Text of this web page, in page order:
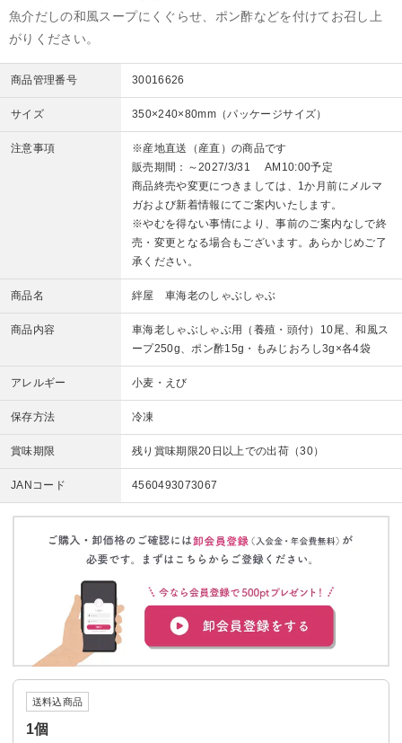
魚介だしの和風スープにくぐらせ、ポン酢などを付けてお召し上
がりください。
商品管理番号 30016626
サイズ 350×240×80mm（パッケージサイズ）
注意事項
※産地直送（産直）の商品です
販売期間：～2027/3/31 AM10:00予定
商品終売や変更につきましては、1か月前にメルマ
ガおよび新着情報にてご案内いたします。
※やむを得ない事情により、事前のご案内なしで終
売・変更となる場合もございます。あらかじめご了
承ください。
商品名 絆屋 車海老のしゃぶしゃぶ
商品内容
車海老しゃぶしゃぶ用（養殖・頭付）10尾、和風ス
ープ250g、ポン酢15g・もみじおろし3g×各4袋
アレルギー 小麦・えび
保存方法 冷凍
賞味期限 残り賞味期限20日以上での出荷（30）
JANコード 4560493073067
送料込商品
1個